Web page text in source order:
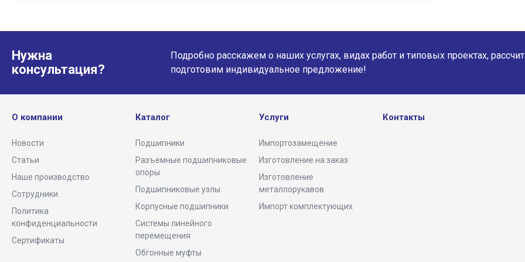
Нужна
консультация?
Подробно расскажем о наших услугах, видах работ и типовых проектах,
подготовим индивидуальное предложение!
О компании
Новости
Статьи
Наше производство
Сотрудники
Политика
конфиденциальности
Сертификаты
Каталог
Подшипники
Разъемные подшипниковые
опоры
Подшипниковые узлы
Корпусные подшипники
Системы линейного
перемещения
Обгонные муфты
Услуги
Импортозамещение
Изготовление на заказ
Изготовление
металлорукавов
Импорт комплектующих
Контакты